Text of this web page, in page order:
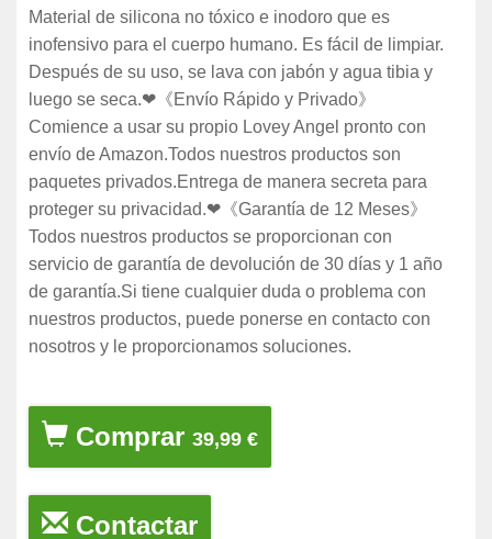
Material de silicona no tóxico e inodoro que es
inofensivo para el cuerpo humano. Es fácil de limpiar.
Después de su uso, se lava con jabón y agua tibia y
luego se seca.❤《Envío Rápido y Privado》
Comience a usar su propio Lovey Angel pronto con
envío de Amazon.Todos nuestros productos son
paquetes privados.Entrega de manera secreta para
proteger su privacidad.❤《Garantía de 12 Meses》
Todos nuestros productos se proporcionan con
servicio de garantía de devolución de 30 días y 1 año
de garantía.Si tiene cualquier duda o problema con
nuestros productos, puede ponerse en contacto con
nosotros y le proporcionamos soluciones.
Comprar 39,99 €
Contactar